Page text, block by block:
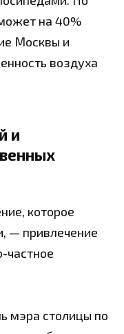
на 40%
Москвы и
воздуха
и
которое
— привлечение
частное
мэра столицы по